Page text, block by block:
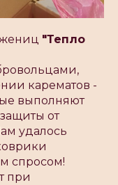
"Тепло
карематов -
выполняют
от
удалось
спросом!
при